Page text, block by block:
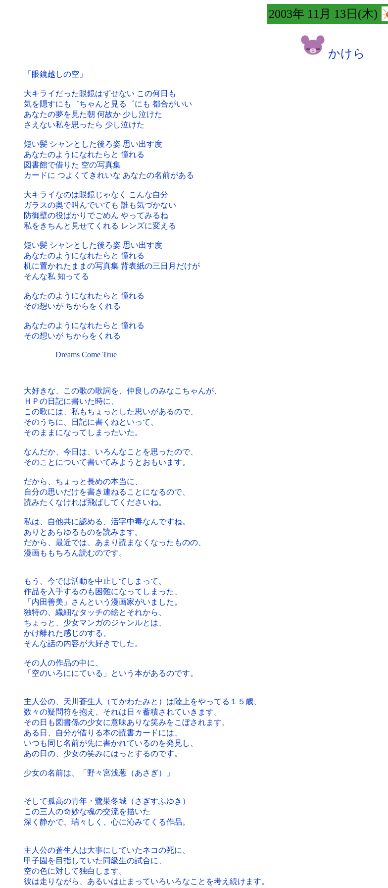
2003年 11月 13日(木)
かけら
「眼鏡越しの空」
大キライだった眼鏡はずせない この何日も
気を隠すにも゛ちゃんと見る゛にも 都合がいい
あなたの夢を見た朝 何故か 少し泣けた
さえない私を思ったら 少し泣けた
短い髪 シャンとした後ろ姿 思い出す度
あなたのようになれたらと 憧れる
図書館で借りた 空の写真集
カードに つよくてきれいな あなたの名前がある
大キライなのは眼鏡じゃなく こんな自分
ガラスの奥で叫んでいても 誰も気づかない
防御壁の役ばかりでごめん やってみるね
私をきちんと見せてくれる レンズに変える
短い髪 シャンとした後ろ姿 思い出す度
あなたのようになれたらと 憧れる
机に置かれたままの写真集 背表紙の三日月だけが
そんな私 知ってる
あなたのようになれたらと 憧れる
その想いが ちからをくれる
あなたのようになれたらと 憧れる
その想いが ちからをくれる
Dreams Come True
大好きな、この歌の歌詞を、仲良しのみなこちゃんが、
ＨＰの日記に書いた時に、
この歌には、私もちょっとした思いがあるので、
そのうちに、日記に書くねといって、
そのままになってしまったいた。
なんだか、今日は、いろんなことを思ったので、
そのことについて書いてみようとおもいます。
だから、ちょっと長めの本当に、
自分の思いだけを書き連ねることになるので、
読みたくなければ飛ばしてくださいね。
私は、自他共に認める、活字中毒なんですね。
ありとあらゆるものを読みます。
だから、最近では、あまり読まなくなったものの、
漫画ももちろん読むのです。
もう、今では活動を中止してしまって、
作品を入手するのも困難になってしまった、
「内田善美」さんという漫画家がいました。
独特の、繊細なタッチの絵とそれから、
ちょっと、少女マンガのジャンルとは、
かけ離れた感じのする、
そんな話の内容が大好きでした。
その人の作品の中に、
「空のいろににている」という本があるのです。
主人公の、天川蒼生人（てかわたみと）は陸上をやってる１５歳、
数々の疑問符を抱え、それは日々蓄積されていきます。
その日も図書係の少女に意味ありな笑みをこぼされます。
ある日、自分が借りる本の読書カードには、
いつも同じ名前が先に書かれているのを発見し、
あの日の、少女の笑みにはっとするのです。
少女の名前は、「野々宮浅葱（あさぎ）」
そして孤高の青年・鷺巣冬城（さぎすふゆき）
この三人の奇妙な魂の交流を描いた
深く静かで、瑞々しく、心に沁みてくる作品。
主人公の蒼生人は大事にしていたネコの死に、
甲子園を目指していた同級生の試合に、
空の色に対して独白します。
彼は走りながら、あるいは止まっていろいろなことを考え続けます。